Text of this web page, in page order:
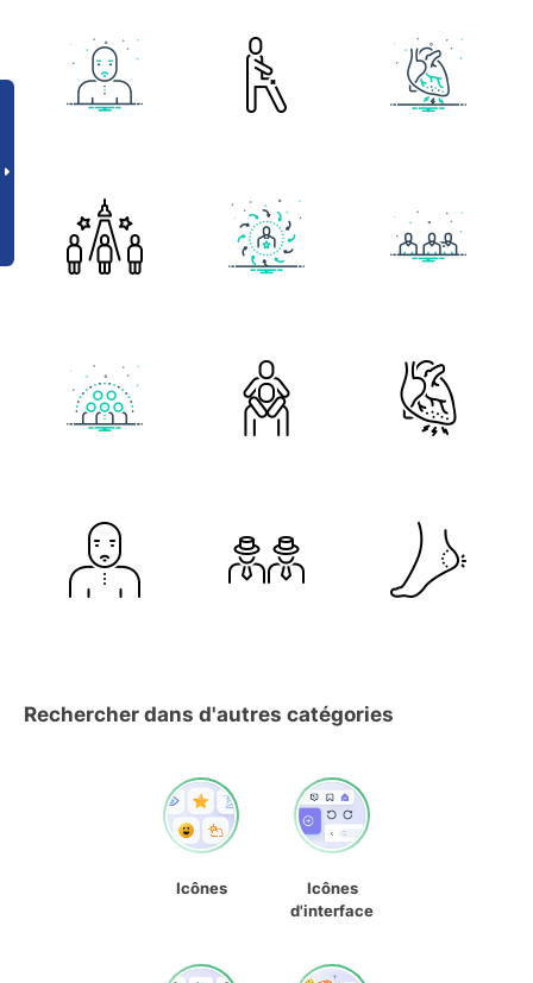
Rechercher dans d'autres catégories
Icônes
Icônes
d'interface